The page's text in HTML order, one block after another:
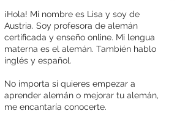
¡Hola! Mi nombre es Lisa y soy de
Austria. Soy profesora de alemán
certificada y enseño online. Mi lengua
materna es el alemán. También hablo
inglés y español.
No importa si quieres empezar a
aprender alemán o mejorar tu alemán,
me encantaría conocerte.